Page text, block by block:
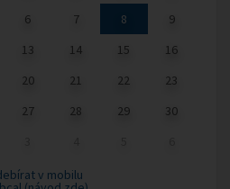
6 7 8
9
13 14 15
16
20 21 22
23
27 28 29
30
v mobilu